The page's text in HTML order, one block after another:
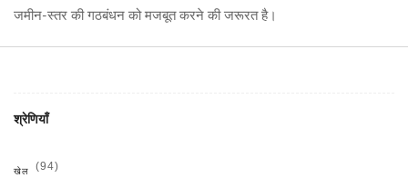
जमीन‑स्तर की गठबंधन को मजबूत करने की जरूरत है।
श्रेणियाँ
खेल (94)